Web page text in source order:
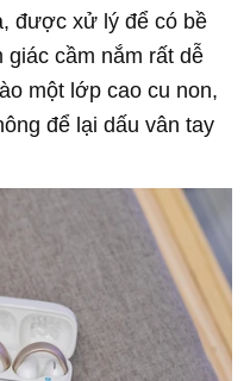
được xử lý để có bề
giác cầm nắm rất dễ
một lớp cao cu non,
để lại dấu vân tay